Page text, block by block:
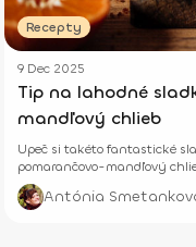
Recepty
9 Dec 2025
Tip na lahodné
mandľový chlieb
Upeč si takéto fantastické
pomarančovo-mandľový
dezert ku káve.
Antónia